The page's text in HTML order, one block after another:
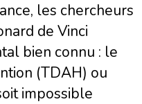
les chercheurs
de Vinci
bien connu : le
(TDAH) ou
impossible